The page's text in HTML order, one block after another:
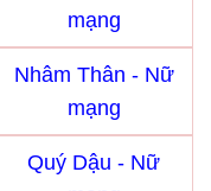
mạng
Nhâm Thân - Nữ
mạng
Quý Dậu - Nữ